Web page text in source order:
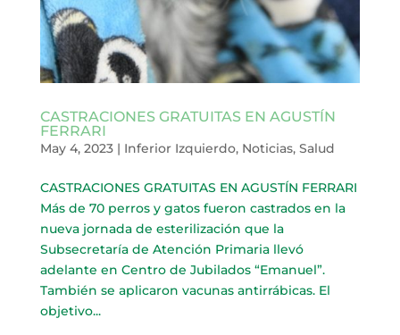
CASTRACIONES GRATUITAS EN AGUSTÍN
FERRARI
May 4, 2023| Inferior Izquierdo, Noticias, Salud
CASTRACIONES GRATUITAS EN AGUSTÍN FERRARI
Más de 70 perros y gatos fueron castrados en la
nueva jornada de esterilización que la
Subsecretaría de Atención Primaria llevó
adelante en Centro de Jubilados “Emanuel”.
También se aplicaron vacunas antirrábicas. El
objetivo...